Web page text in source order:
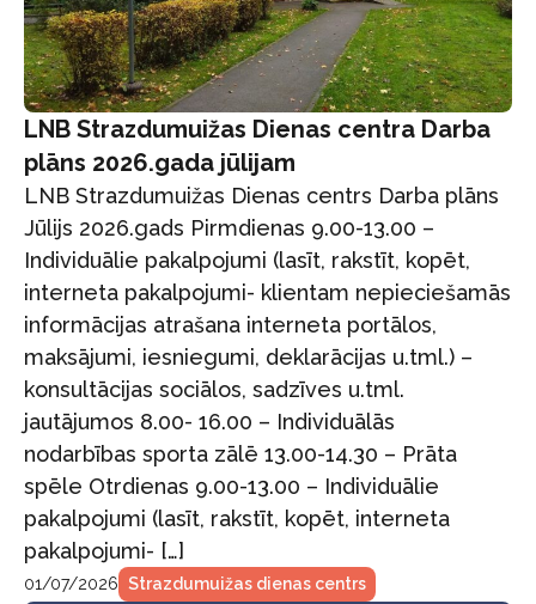
LNB Strazdumuižas Dienas centra Darba
plāns 2026.gada jūlijam
LNB Strazdumuižas Dienas centrs Darba plāns
Jūlijs 2026.gads Pirmdienas 9.00-13.00 –
Individuālie pakalpojumi (lasīt, rakstīt, kopēt,
interneta pakalpojumi- klientam nepieciešamās
informācijas atrašana interneta portālos,
maksājumi, iesniegumi, deklarācijas u.tml.) –
konsultācijas sociālos, sadzīves u.tml.
jautājumos 8.00- 16.00 – Individuālās
nodarbības sporta zālē 13.00-14.30 – Prāta
spēle Otrdienas 9.00-13.00 – Individuālie
pakalpojumi (lasīt, rakstīt, kopēt, interneta
pakalpojumi- […]
01/07/2026 Strazdumuižas dienas centrs